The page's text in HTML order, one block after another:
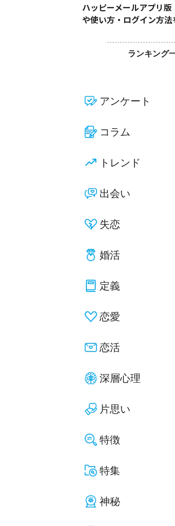
ハッピーメールアプリ
や使い方・ログイン方法
ランキング
アンケート
コラム
トレンド
出会い
失恋
婚活
定義
恋愛
恋活
深層心理
片思い
特徴
特集
神秘